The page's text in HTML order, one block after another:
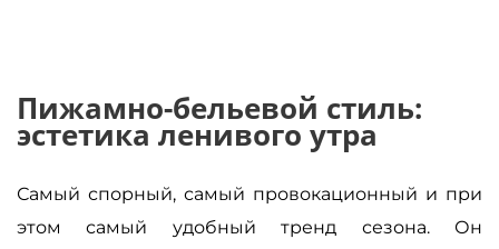
Пижамно-бельевой стиль:
эстетика ленивого утра
Самый спорный, самый провокационный и при
этом самый удобный тренд сезона. Он